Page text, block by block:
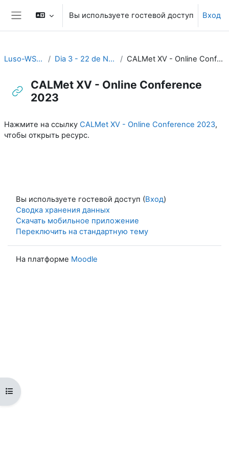
Перейти к основному содержанию
Боковая панель
Вы используете гостевой доступ Вход
Открыть оглавление курса
Luso-WS_2023 Dia 3 - 22 de Novembro CALMet XV - Online Conference 2023
CALMet XV - Online Conference
2023
Нажмите на ссылку CALMet XV - Online Conference 2023,
чтобы открыть ресурс.
Вы используете гостевой доступ (Вход)
Сводка хранения данных
Скачать мобильное приложение
Переключить на стандартную тему
На платформе Moodle